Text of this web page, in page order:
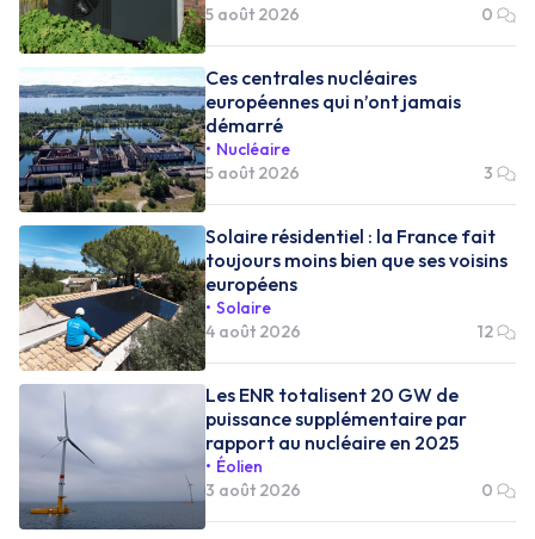
5 août 2026
0
Ces centrales nucléaires
européennes qui n’ont jamais
démarré
Nucléaire
5 août 2026
3
Solaire résidentiel : la France fait
toujours moins bien que ses voisins
européens
Solaire
4 août 2026
12
Les ENR totalisent 20 GW de
puissance supplémentaire par
rapport au nucléaire en 2025
Éolien
3 août 2026
0